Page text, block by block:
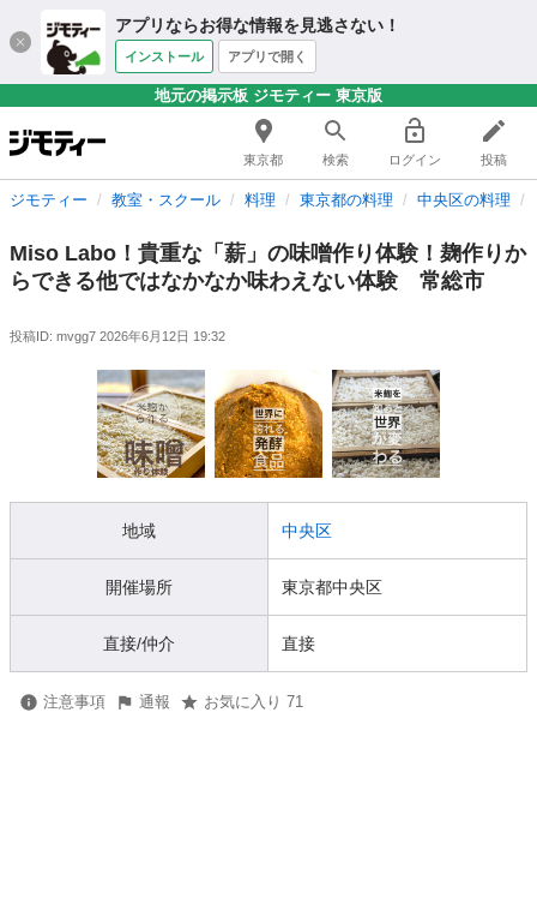
アプリならお得な情報を見逃さない！
インストール アプリで開く
地元の掲示板 ジモティー 東京版
東京都 検索 ログイン 投稿
ジモティー 教室・スクール 料理 東京都の料理 中央区の料理
Miso Labo！貴重な「薪」の味噌作り体験！麹作りか
らできる他ではなかなか味わえない体験 常総市
投稿ID: mvgg7 2026年6月12日 19:32
地域 中央区
開催場所 東京都中央区
直接/仲介 直接
注意事項 通報 お気に入り 71